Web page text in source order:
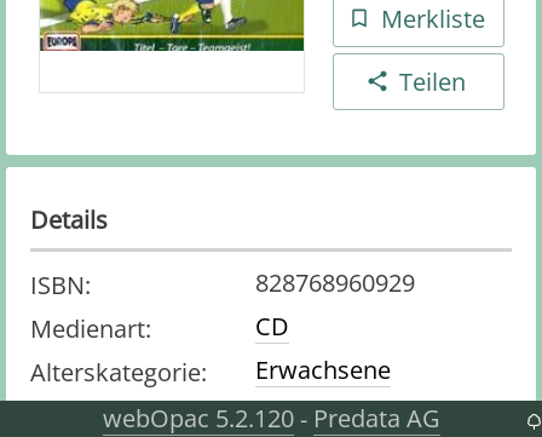
Merkliste
Teilen
Details
ISBN:
828768960929
Medienart:
CD
Alterskategorie:
Erwachsene
webOpac 5.2.120- Predata AG